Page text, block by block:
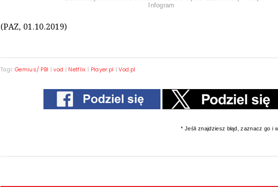
Infogram
(PAZ, 01.10.2019)
Tagi: Gemius/ PBI |vod | Netflix | Player.pl |Vod.pl
* Jeśli znajdziesz błąd, zaznacz go i